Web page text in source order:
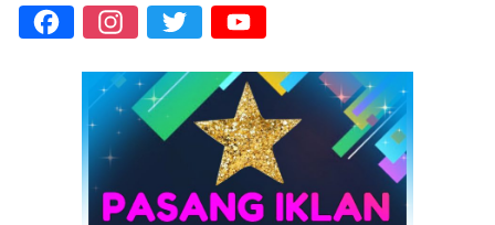
Facebook
Instagram
Twitter